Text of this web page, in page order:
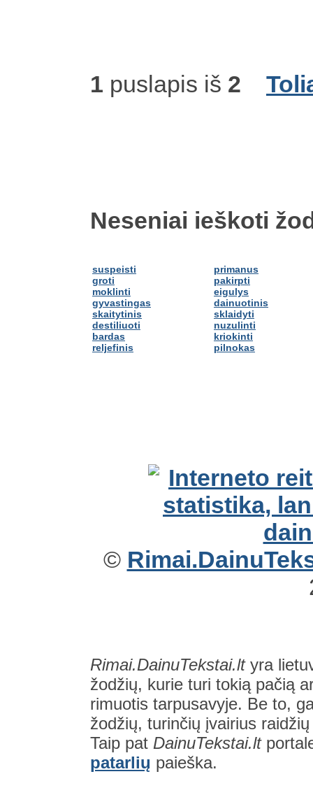
1 puslapis iš 2
Neseniai ieškoti
suspeisti
groti
moklinti
gyvastingas
skaitytinis
destiliuoti
bardas
reljefinis
primanus
pakirpti
eigulys
dainuotinis
sklaidyti
nuzulinti
kriokinti
pilnokas
©
Rimai.DainuTekstai.ltyra
žodžių, kurie turi tokią pačią
rimuotis tarpusavyje. Be to,
žodžių, turinčių įvairius
Taip pat DainuTekstai.lt
patarlių paieška.